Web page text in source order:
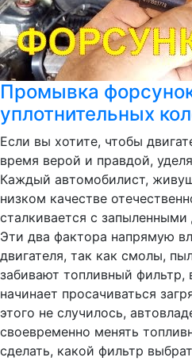
Промывка
уплотнительных
Если вы хотите, чтобы
время верой и правдой,
Каждый автомобилист,
низком качестве
сталкивается с
Эти два фактора напрямую
двигателя, так как смолы,
забивают топливный фильтр,
начинает просачиваться
этого не случилось,
своевременно менять
сделать, какой фильтр